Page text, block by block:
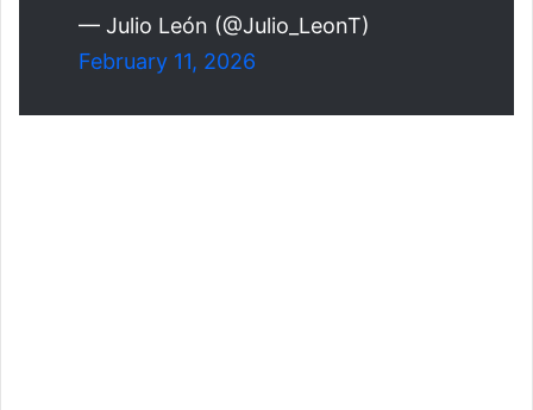
— Julio León (@Julio_LeonT)
February 11, 2026